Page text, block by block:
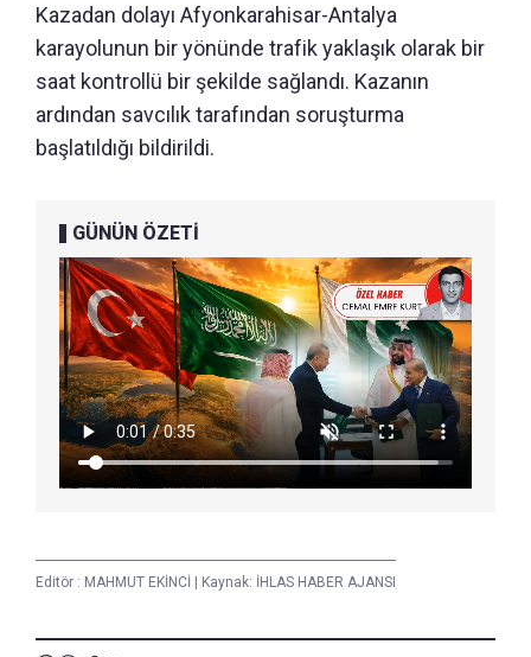
Kazadan dolayı Afyonkarahisar-Antalya
karayolunun bir yönünde trafik yaklaşık olarak bir
saat kontrollü bir şekilde sağlandı. Kazanın
ardından savcılık tarafından soruşturma
başlatıldığı bildirildi.
GÜNÜN ÖZETİ
Editör : MAHMUT EKİNCİ Kaynak: İHLAS HABER AJANSI